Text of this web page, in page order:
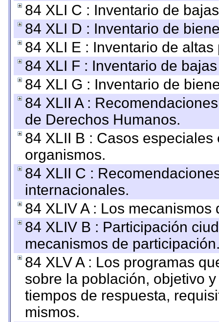
84 XLI C : Inventario de
84 XLI D : Inventario de
84 XLI E : Inventario de
84 XLI F : Inventario de
84 XLI G : Inventario de
84 XLII A :
de Derechos Humanos.
84 XLII B : Casos
organismos.
84 XLII C :
internacionales.
84 XLIV A : Los
84 XLIV B : Participación
mecanismos de
84 XLV A : Los programas
sobre la población, objetivo
tiempos de respuesta,
mismos.